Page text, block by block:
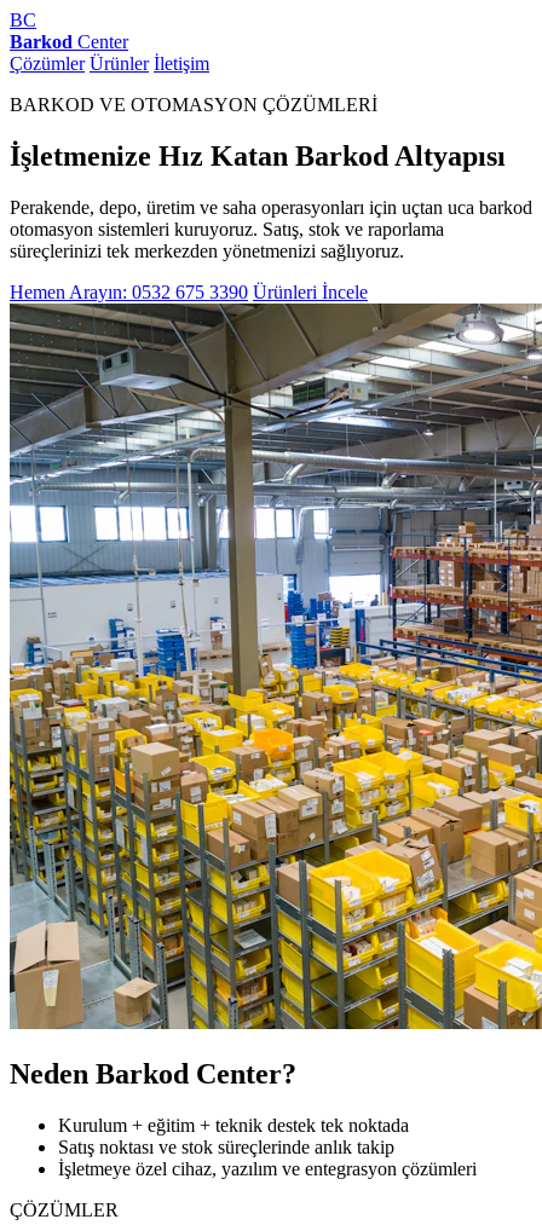
BC
Barkod Center
Çözümler Ürünler İletişim
BARKOD VE OTOMASYON ÇÖZÜMLERİ
İşletmenize Hız Katan Barkod Altyapısı
Perakende, depo, üretim ve saha operasyonları için uçtan uca barkod
otomasyon sistemleri kuruyoruz. Satış, stok ve raporlama
süreçlerinizi tek merkezden yönetmenizi sağlıyoruz.
Hemen Arayın: 0532 675 3390 Ürünleri İncele
Neden Barkod Center?
Kurulum + eğitim + teknik destek tek noktada
Satış noktası ve stok süreçlerinde anlık takip
İşletmeye özel cihaz, yazılım ve entegrasyon çözümleri
ÇÖZÜMLER